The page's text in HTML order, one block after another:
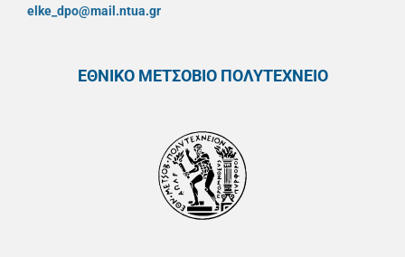
elke_dpo@mail.ntua.gr
ΕΘΝΙΚΟ ΜΕΤΣΟΒΙΟ ΠΟΛΥΤΕΧΝΕΙΟ